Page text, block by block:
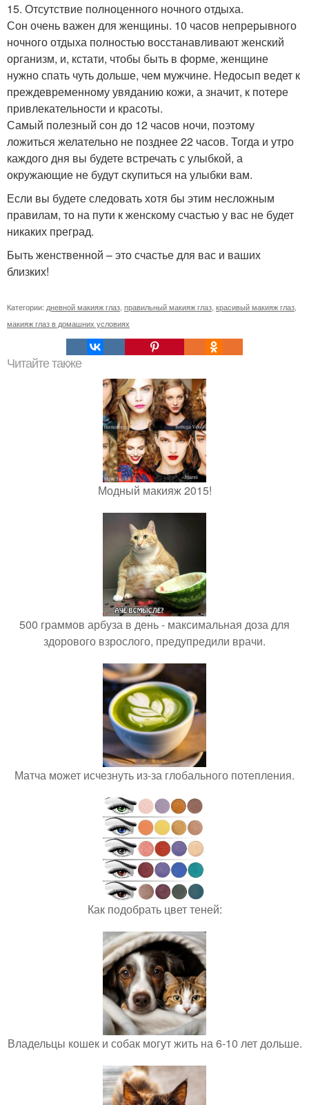
15. Отсутствие полноценного ночного отдыха.
Сон очень важен для женщины. 10 часов непрерывного
ночного отдыха полностью восстанавливают женский
организм, и, кстати, чтобы быть в форме, женщине
нужно спать чуть дольше, чем мужчине. Недосып ведет к
преждевременному увяданию кожи, а значит, к потере
привлекательности и красоты.
Самый полезный сон до 12 часов ночи, поэтому
ложиться желательно не позднее 22 часов. Тогда и утро
каждого дня вы будете встречать с улыбкой, а
окружающие не будут скупиться на улыбки вам.
Если вы будете следовать хотя бы этим несложным
правилам, то на пути к женскому счастью у вас не будет
никаких преград.
Быть женственной – это счастье для вас и ваших
близких!
Категории: дневной макияж глаз, правильный макияж глаз, красивый макияж глаз,
макияж глаз в домашних условиях
Читайте также
Модный макияж 2015!
500 граммов арбуза в день - максимальная доза для
здорового взрослого, предупредили врачи.
Матча может исчезнуть из-за глобального потепления.
Как подобрать цвет теней:
Владельцы кошек и собак могут жить на 6-10 лет дольше.